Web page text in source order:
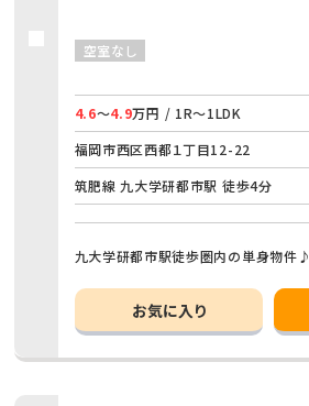
空室なし
4.6～4.9万円 / 1R～1LDK
福岡市西区西都１丁目12-22
筑肥線 九大学研都市駅 徒歩4分
九大学研都市駅徒歩圏内の単身物件♪
お気に入り